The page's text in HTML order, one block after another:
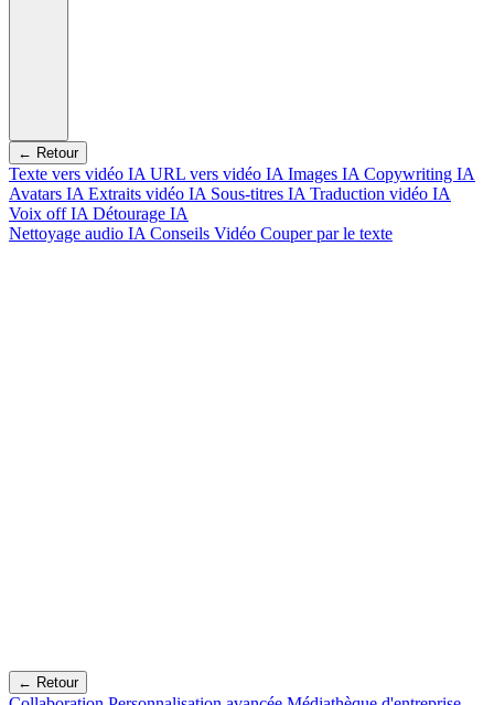
← Retour
Texte vers vidéo IA URL vers vidéo IA Images IA Copywriting IA
Avatars IA Extraits vidéo IA Sous-titres IA Traduction vidéo IA
Voix off IA Détourage IA
Nettoyage audio IA Conseils Vidéo Couper par le texte
← Retour